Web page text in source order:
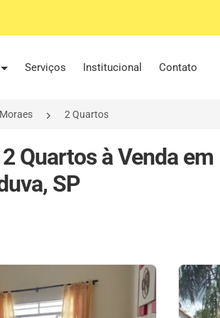
Serviços Institucional Contato
2 Quartos
Quartos à Venda
SP